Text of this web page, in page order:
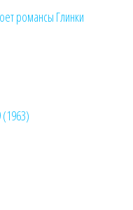
романсы Глинки